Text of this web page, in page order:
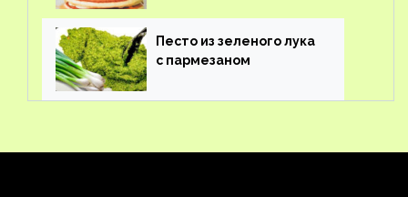
Песто из зеленого лука
с пармезаном